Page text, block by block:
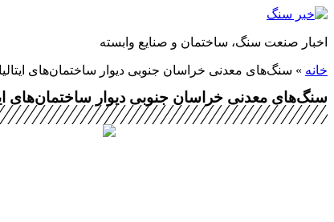
پرش
محتوا
اخبار صنعت سنگ، ساختمان و صنایع وابسته
خانه » سنگ‌های معدنی خراسان جنوبی دیوار ساختمان‌های
سنگ‌های معدنی خراسان جنوبی دیوار ساختمان‌های